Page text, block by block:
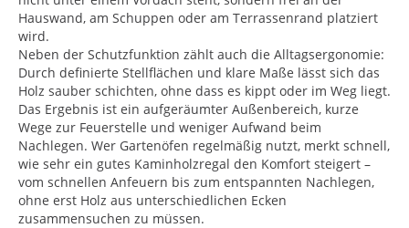
Hauswand, am Schuppen oder am Terrassenrand platziert
wird.
Neben der Schutzfunktion zählt auch die Alltagsergonomie:
Durch definierte Stellflächen und klare Maße lässt sich das
Holz sauber schichten, ohne dass es kippt oder im Weg liegt.
Das Ergebnis ist ein aufgeräumter Außenbereich, kurze
Wege zur Feuerstelle und weniger Aufwand beim
Nachlegen. Wer Gartenöfen regelmäßig nutzt, merkt schnell,
wie sehr ein gutes Kaminholzregal den Komfort steigert –
vom schnellen Anfeuern bis zum entspannten Nachlegen,
ohne erst Holz aus unterschiedlichen Ecken
zusammensuchen zu müssen.